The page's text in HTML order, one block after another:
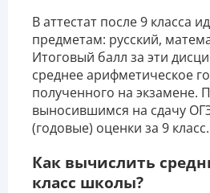
В аттестат после 9 класса
предметам: русский,
Итоговый балл за эти
среднее арифметическое
полученного на экзамене.
выносившимся на сдачу
(годовые) оценки за 9 класс.
Как вычислить
класс школы?